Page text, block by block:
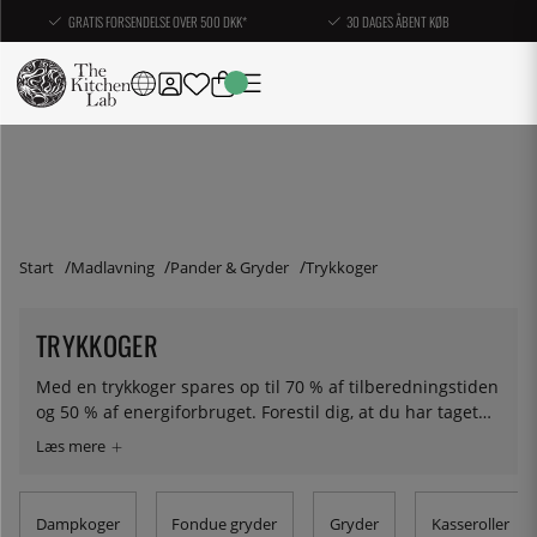
GRATIS FORSENDELSE OVER 500 DKK* 30 DAGES ÅBENT KØB
Start Madlavning Pander & Gryder Trykkoger
TRYKKOGER
Med en trykkoger spares op til 70 % af tilberedningstiden
og 50 % af energiforbruget. Forestil dig, at du har taget
din gryderet med til en højhøjdelejr i Peru. Varmen i
også vandets kogepunkt. Det skærer tilberedningstiden
betragteligt ned uden at gå på kompromis med
Dampkoger Fondue gryder Gryder Kasseroller